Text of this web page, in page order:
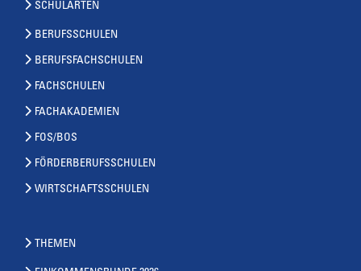
SCHULARTEN
BERUFSSCHULEN
BERUFSFACHSCHULEN
FACHSCHULEN
FACHAKADEMIEN
FOS/BOS
FÖRDERBERUFSSCHULEN
WIRTSCHAFTSSCHULEN
THEMEN